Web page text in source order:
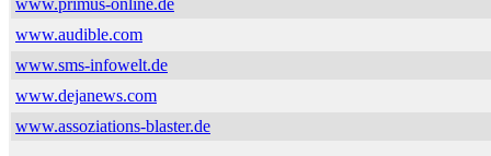
www.primus-online.de
www.audible.com
www.sms-infowelt.de
www.dejanews.com
www.assoziations-blaster.de